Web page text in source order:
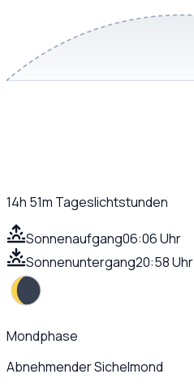
14h 51m Tageslichtstunden
Sonnenaufgang06:06 Uhr
Sonnenuntergang20:58 Uhr
Mondphase
Abnehmender Sichelmond